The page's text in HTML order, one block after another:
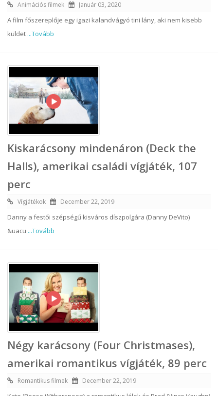
Animációs filmek Január 03, 2020
A film főszereplője egy igazi kalandvágyó tini lány, aki nem kisebb
küldet ...Tovább
Kiskarácsony mindenáron (Deck the
Halls), amerikai családi vígjáték, 107
perc
Vígjátékok December 22, 2019
Danny a festői szépségű kisváros díszpolgára (Danny DeVito)
&uacu ...Tovább
Négy karácsony (Four Christmases),
amerikai romantikus vígjáték, 89 perc
Romantikus filmek December 22, 2019